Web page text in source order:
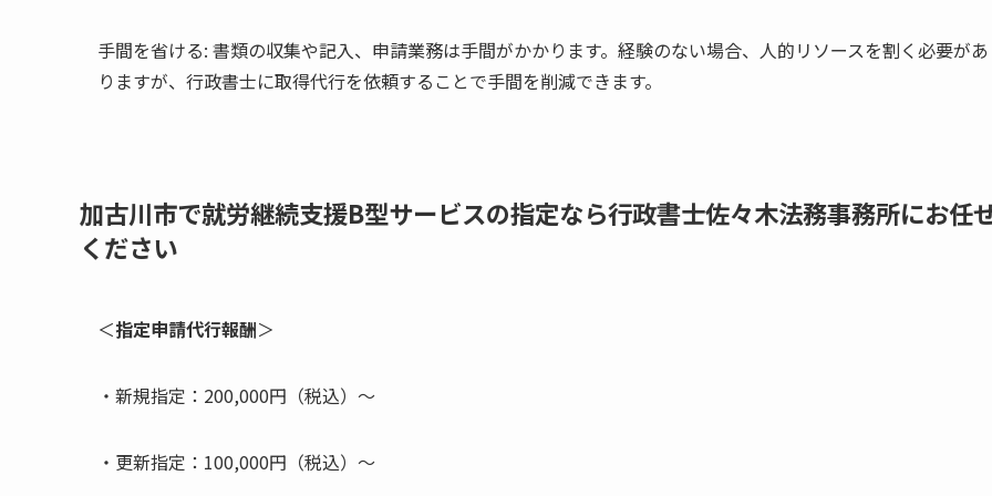
手間を省ける: 書類の収集や記入、申請業務は手間がかかります。経験のない場合、人的リソースを割く必要があ
りますが、行政書士に取得代行を依頼することで手間を削減できます。
加古川市で就労継続支援B型サービスの指定なら行政書士佐々木法務事務所にお任
ください
＜指定申請代行報酬＞
・新規指定：200,000円（税込）～
・更新指定：100,000円（税込）～